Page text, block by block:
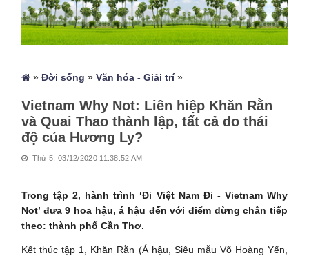
»Đời sống »Văn hóa - Giải trí»
Vietnam Why Not: Liên hiệp Khăn Rằn
và Quai Thao thành lập, tất cả do thái
độ của Hương Ly?
Thứ 5, 03/12/2020 11:38:52 AM
Trong tập 2, hành trình ‘Đi Việt Nam Đi - Vietnam Why
Not’ đưa 9 hoa hậu, á hậu đến với điểm dừng chân tiếp
theo: thành phố Cần Thơ.
Kết thúc tập 1, Khăn Rằn (Á hậu, Siêu mẫu Võ Hoàng Yến,